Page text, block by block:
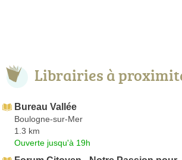
Librairies à
Bureau Vallée
Boulogne-sur-Mer
1.3 km
Ouverte jusqu'à 19h